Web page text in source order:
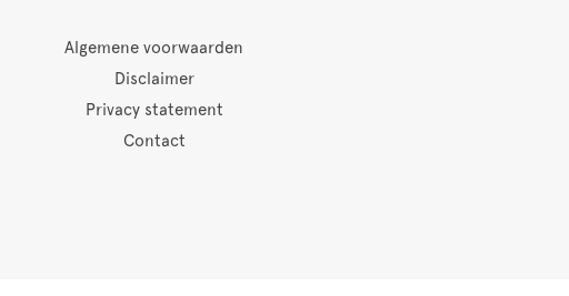
Algemene voorwaarden
Disclaimer
Privacy statement
Contact